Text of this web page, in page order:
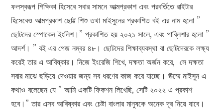
ফলস্বরূপ শিক্ষিকা হিসেবে সবার সামনে আত্মপ্রকাশ এবং পরবর্তিতে রাইটার
হিসেবেও আত্মপ্রকাশ ছোট্ট শিশু তথা মাইসুনের প্রকাশিত বই এর নাম হলো ”
ছোটদের স্পোকেন ইংলিশ।” প্রকাশিত হয় ২০২১ সালে, এবং পাব্লিশার হলো ”
আদর্শ। ” বই এর পেজ নম্বর ৪৮। ছোটদের শিক্ষাব্যবস্থা বা ছোটদেরকে লক্ষ্য
করেই তার এ আবিষ্কার। নিজে ইংরেজি শিখে, দক্ষতা অর্জন করে, সে দক্ষতা
সবার মাঝে ছড়িয়ে দেওয়ার জন্য সব ধরণের কাজ করে যাচ্ছে। ঊম্মে মাইসুন এ
কথাও বলেছেন যে ” আমি একটি ফিকশন লিখেছি, সেটি ২০২২ এ প্রকাশ
হবে।” তার এসব আবিষ্কার এবং চেষ্টা বাংলার মানুষকে অনেক দূর নিয়ে যাবে।